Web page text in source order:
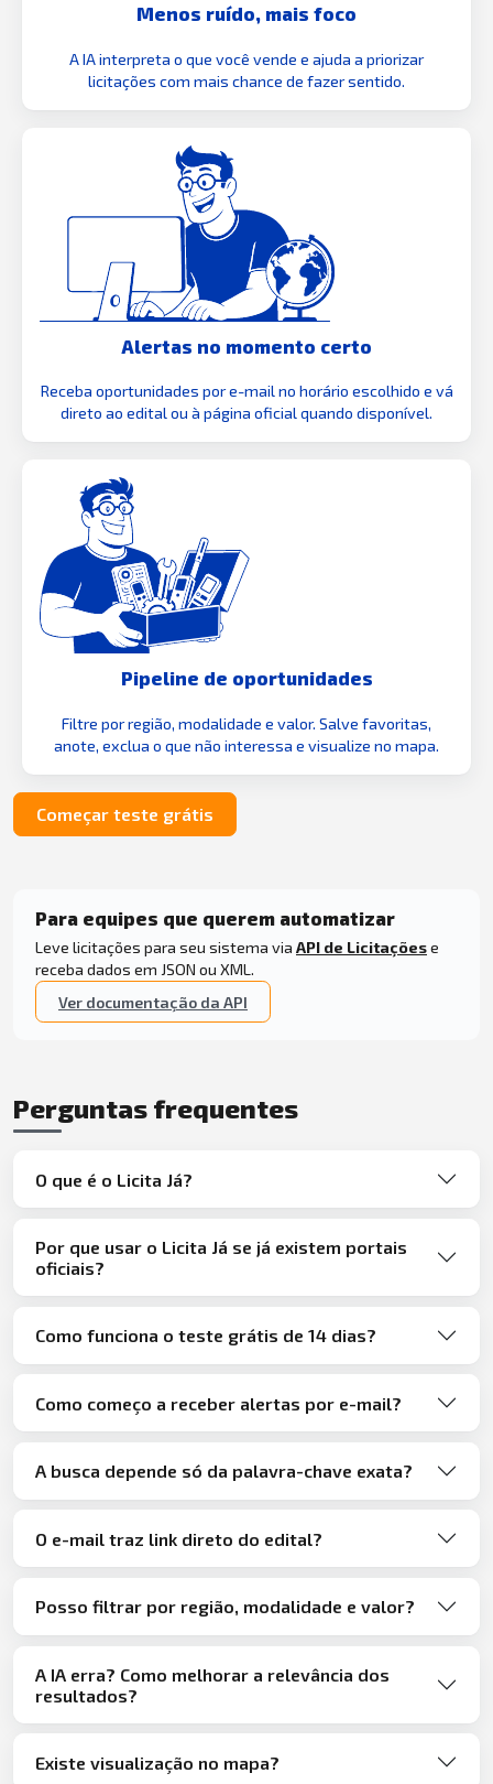
Menos ruído, mais foco
A IA interpreta o que você vende e ajuda a priorizar
licitações com mais chance de fazer sentido.
Alertas no momento certo
Receba oportunidades por e-mail no horário escolhido e vá
direto ao edital ou à página oficial quando disponível.
Pipeline de oportunidades
Filtre por região, modalidade e valor. Salve favoritas,
anote, exclua o que não interessa e visualize no mapa.
Começar teste grátis
Para equipes que querem automatizar
Leve licitações para seu sistema via API de Licitaçõese
receba dados em JSON ou XML.
Ver documentação da API
Perguntas frequentes
O que é o Licita Já?
Por que usar o Licita Já se já existem portais
oficiais?
Como funciona o teste grátis de 14 dias?
Como começo a receber alertas por e-mail?
A busca depende só da palavra-chave exata?
O e-mail traz link direto do edital?
Posso filtrar por região, modalidade e valor?
A IA erra? Como melhorar a relevância dos
resultados?
Existe visualização no mapa?